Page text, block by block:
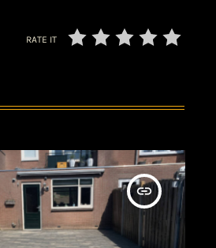
RATE IT
insert_link